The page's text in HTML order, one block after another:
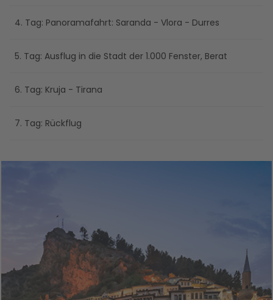
4. Tag: Panoramafahrt: Saranda - Vlora - Durres
5. Tag: Ausflug in die Stadt der 1.000 Fenster, Berat
6. Tag: Kruja - Tirana
7. Tag: Rückflug